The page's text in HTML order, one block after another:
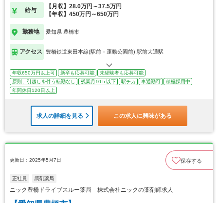
給与
【月収】28.0万円～37.5万円
【年収】450万円～650万円
勤務地 愛知県 豊橋市
アクセス 豊橋鉄道東田本線(駅前－運動公園前) 駅前大通駅
年収650万円以上可 新卒も応募可能
未経験者も応募可能
原則、引越しを伴う転勤なし
残業月10ｈ以下 駅チカ 車通勤可
積極採用中
年間休日120日以上
求人の詳細を見る この求人に興味がある
更新日：2025年5月7日 保存する
正社員 調剤薬局
ニック豊橋ドライブスルー薬局 株式会社ニックの薬剤師求人